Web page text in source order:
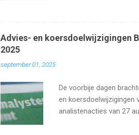
Advies- en koersdoelwijzigingen
2025
september 01, 2025
De voorbije dagen
en koersdoelwijzigingen
analistenacties van 27